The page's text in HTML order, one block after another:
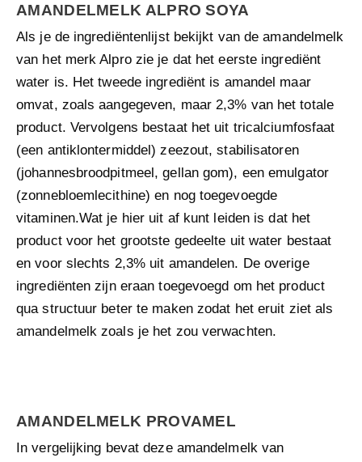
AMANDELMELK ALPRO SOYA
Als je de ingrediëntenlijst bekijkt van de amandelmelk
van het merk Alpro zie je dat het eerste ingrediënt
water is. Het tweede ingrediënt is amandel maar
omvat, zoals aangegeven, maar 2,3% van het totale
product. Vervolgens bestaat het uit tricalciumfosfaat
(een antiklontermiddel) zeezout, stabilisatoren
(johannesbroodpitmeel, gellan gom), een emulgator
(zonnebloemlecithine) en nog toegevoegde
vitaminen.Wat je hier uit af kunt leiden is dat het
product voor het grootste gedeelte uit water bestaat
en voor slechts 2,3% uit amandelen. De overige
ingrediënten zijn eraan toegevoegd om het product
qua structuur beter te maken zodat het eruit ziet als
amandelmelk zoals je het zou verwachten.
AMANDELMELK PROVAMEL
In vergelijking bevat deze amandelmelk van